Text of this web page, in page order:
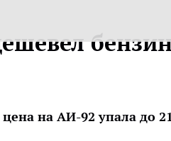
на АИ-92 упала до